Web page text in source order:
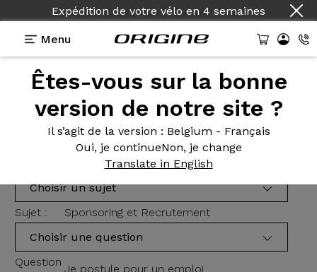
Expédition de votre vélo en 4 semaines
Menu
Êtes-vous sur la bonne
version de notre site ?
Il s’agit de la version : Belgium - Français
Oui, je continueNon, je change
Translate in English
Nouscontacter
Veuillez choisir votre sujet et votre question dans
le menu déroulant avant de nous contacter.
Choisir un sujet
Sujet :
Sponsoring et Recrutement
Choisir une question
Question Je postule pour un emploi